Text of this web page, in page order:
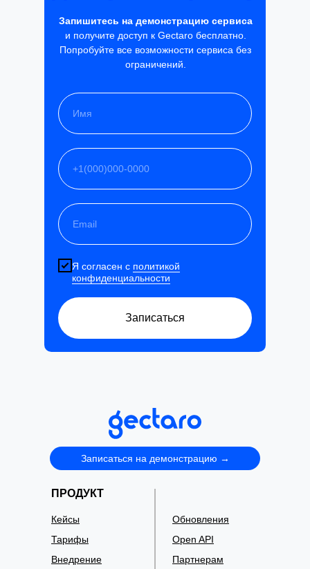
Запишитесь на демонстрацию сервиса
и получите доступ к Gectaro бесплатно.
Попробуйте все возможности сервиса без
ограничений.
Я согласен с политикой
конфиденциальности
Записаться
ПРОДУКТ
Внедрение
Обновления
Open API
Кейсы
Тарифы
Партнерам
Записаться на демонстрацию →